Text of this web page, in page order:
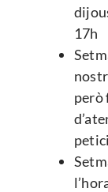
17h
però